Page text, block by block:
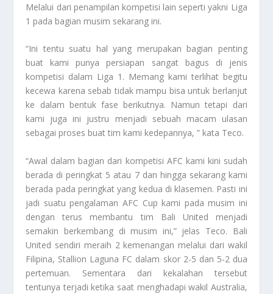
Melalui dari penampilan kompetisi lain seperti yakni Liga
1 pada bagian musim sekarang ini.
“Ini tentu suatu hal yang merupakan bagian penting
buat kami punya persiapan sangat bagus di jenis
kompetisi dalam Liga 1. Memang kami terlihat begitu
kecewa karena sebab tidak mampu bisa untuk berlanjut
ke dalam bentuk fase berikutnya. Namun tetapi dari
kami juga ini justru menjadi sebuah macam ulasan
sebagai proses buat tim kami kedepannya, ” kata Teco.
“Awal dalam bagian dari kompetisi AFC kami kini sudah
berada di peringkat 5 atau 7 dan hingga sekarang kami
berada pada peringkat yang kedua di klasemen. Pasti ini
jadi suatu pengalaman AFC Cup kami pada musim ini
dengan terus membantu tim Bali United menjadi
semakin berkembang di musim ini,” jelas Teco. Bali
United sendiri meraih 2 kemenangan melalui dari wakil
Filipina, Stallion Laguna FC dalam skor 2-5 dan 5-2 dua
pertemuan. Sementara dari kekalahan tersebut
tentunya terjadi ketika saat menghadapi wakil Australia,